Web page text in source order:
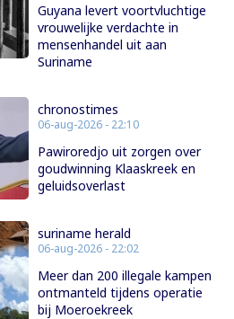
Guyana levert voortvluchtige
vrouwelijke verdachte in
mensenhandel uit aan
Suriname
chronostimes
06-aug-2026 - 22:10
Pawiroredjo uit zorgen over
goudwinning Klaaskreek en
geluidsoverlast
suriname herald
06-aug-2026 - 22:02
Meer dan 200 illegale kampen
ontmanteld tijdens operatie
bij Moeroekreek